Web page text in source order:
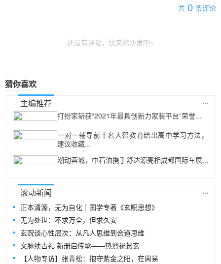
共 0 条评论
还没有评论，快来抢沙发吧~
猜你喜欢
主编推荐
...
打扮家斩获“2021年最具创新力家装平台”荣誉...
一对一辅导前十名大智教育给出高中学习方法，
建议收藏...
潮动蓉城，中石油携手舒达源亮相成都国际车展...
滚动新闻 ...
正本清源，无为自化｜国学专著《玄贶思想》
无为处世：不求万全，但求久安
玄贶谈心性层次：从凡人思维到合道思维
文脉续古礼 新册启传承——热烈祝贺玄
【人物专访】张青松：抱守紫金之阳，在周易